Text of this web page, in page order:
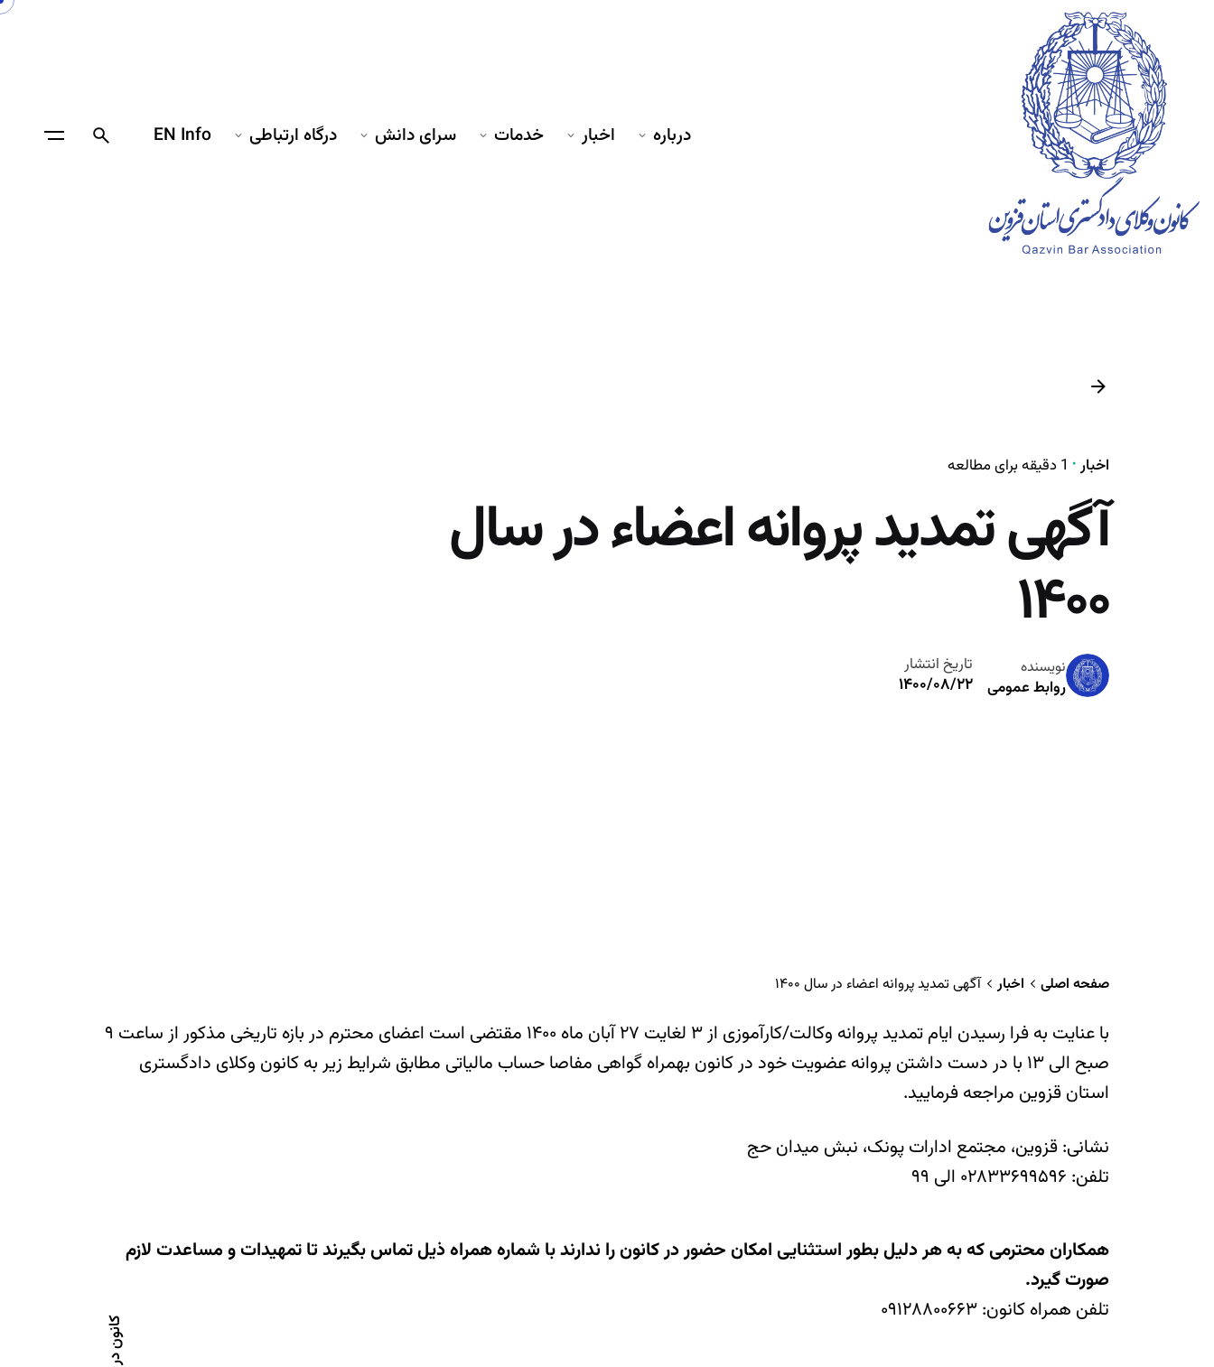
content
درباره اخبار خدمات سرای دانش درگاه ارتباطی EN Info
اخبار 1 دقیقه برای مطالعه
آگهی تمدید پروانه اعضاء در سال
۱۴۰۰
نویسنده
روابط عمومی
تاریخ انتشار
۱۴۰۰/۰۸/۲۲
صفحه اصلی اخبار آگهی تمدید پروانه اعضاء در سال ۱۴۰۰
با عنایت به فرا رسیدن ایام تمدید پروانه وکالت/کارآموزی از ۳ لغایت ۲۷ آبان ماه ۱۴۰۰ مقتضی است اعضای محترم در بازه تاریخی مذکور از ساعت ۹
صبح الی ۱۳ با در دست داشتن پروانه عضویت خود در کانون بهمراه گواهی مفاصا حساب مالیاتی مطابق شرایط زیر به کانون وکلای دادگستری
استان قزوین مراجعه فرمایید.
نشانی: قزوین، مجتمع ادارات پونک، نبش میدان حج
تلفن: ۰۲۸۳۳۶۹۹۵۹۶ الی ۹۹
همکاران محترمی که به هر دلیل بطور استثنایی امکان حضور در کانون را ندارند با شماره همراه ذیل تماس بگیرند تا تمهیدات و مساعدت لازم
صورت گیرد.
تلفن همراه کانون: ۰۹۱۲۸۸۰۰۶۶۳